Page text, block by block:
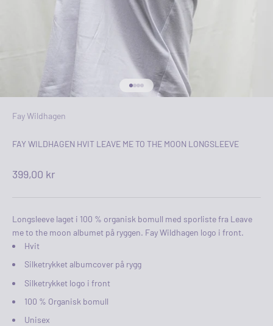
Gå til element 1
Gå til element 2
Gå til element 3
Gå til element 4
Fay Wildhagen
FAY WILDHAGEN HVIT LEAVE ME TO THE MOON LONGSLEEVE
Salgspris
399,00 kr
Longsleeve laget i 100 % organisk bomull med sporliste fra Leave
me to the moon albumet på ryggen. Fay Wildhagen logo i front.
Hvit
Silketrykket albumcover på rygg
Silketrykket logo i front
100 % Organisk bomull
Unisex